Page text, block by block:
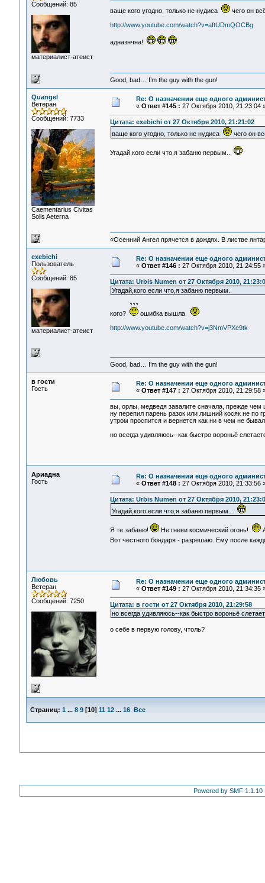
Сообщений: 85
материалист-атеист
ваще кого угодно, только не нудиса
чего он
http://www.youtube.com/watch?v=aftUDmQOCBg
адназнчна!
Good, bad… I’m the guy with the gun!
Quangel
Ветеран
Сообщений: 7733
Сaementarius Civitas
Solis Aeterna
Re: О назначении еще одного
« Ответ #145 : 27 Октября 2010, 21:23:04
Цитата: exebichi от 27 Октября 2010, 21:21:02
ваще кого угодно, только не нудиса
чего он
Угадай,кого если что,я забаню первым...
«Осенний Ангел прячется в дождях. В листве
exebichi
Пользователь
Сообщений: 85
материалист-атеист
Re: О назначении еще одного
« Ответ #146 : 27 Октября 2010, 21:24:55
Цитата: Urbis Numen от 27 Октября 2010,
Угадай,кого если что,я забаню первым..
кого?
ошибка вышла
http://www.youtube.com/watch?v=j3NmVPXe9tk
Good, bad… I’m the guy with the gun!
в гости
Гость
Re: О назначении еще одного
« Ответ #147 : 27 Октября 2010, 21:29:58
вы, орлы, медведя завалите сначала, прежде чем
ну перепил парень разок или лишний косяк не по
утром проспится и вернется как ни в чем не
но всегда удивляюсь--как быстро вороньё
Ариадна
Гость
Re: О назначении еще одного
« Ответ #148 : 27 Октября 2010, 21:33:56
Цитата: Urbis Numen от 27 Октября 2010,
Угадай,кого если что,я забаню первым...
Я те забаню! Не гневи космический огонь!
Вот честного бондаря - разрешаю. Ему после
Любовь
Ветеран
Сообщений: 7250
Re: О назначении еще одного
« Ответ #149 : 27 Октября 2010, 21:34:35
Цитата: в гости от 27 Октября 2010, 21:29:58
но всегда удивляюсь--как быстро вороньё
о себе в первую голову, чтоль?
Страниц: 1 ... 8 9[10] 11 12 ... 16 Все
Powered by SMF 1.1.10